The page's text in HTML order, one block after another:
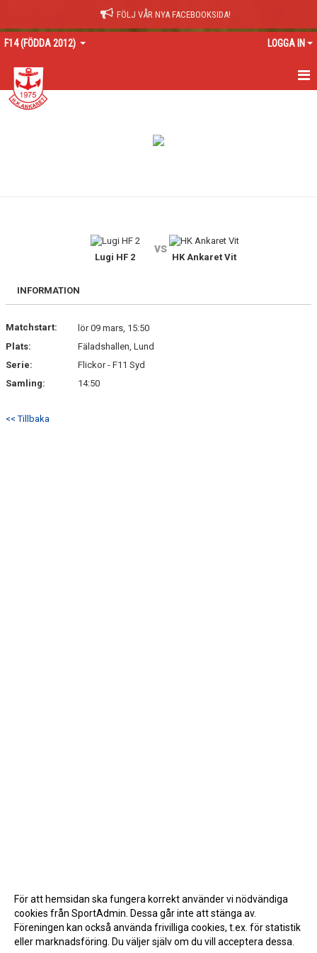
FÖLJ VÅR NYA FACEBOOKSIDA!
F14 (FÖDDA 2012) LOGGA IN
HEM
DOKUMENT
Lugi HF 2
vs
HK Ankaret Vit
INFORMATION
Matchstart:
lör 09 mars, 15:50
Plats:
Fäladshallen, Lund
Serie:
Flickor - F11 Syd
Samling:
14:50
<< Tillbaka
För att hemsidan ska fungera korrekt använder vi nödvändiga
cookies från SportAdmin. Dessa går inte att stänga av.
Föreningen kan också använda frivilliga cookies, t.ex. för statistik
eller marknadsföring. Du väljer själv om du vill acceptera dessa.